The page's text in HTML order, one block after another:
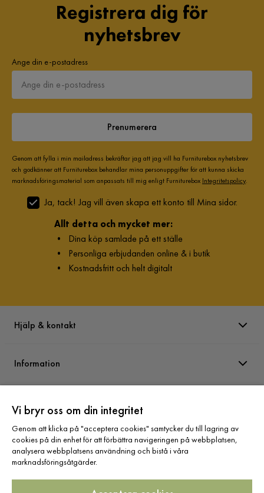
Registrera dig för
nyhetsbrev
Ange din e-postadress
Prenumerera
Genom att fylla i min mailadress bekräftar jag att jag vill ha Furniturebox nyhetsbrev
och godkänner att Furniturebox behandlar mina personuppgifter för att kunna skicka
marknadsföringsmaterial som anpassats till mig enligt Furniturebox Integritetspolicy.
Ja, tack! Jag vill även skapa ett konto till Mina sidor.
Allt detta och mycket mer:
• Dina köp samlade på ett ställe
• Personliga erbjudanden online & i butik
• Kostnadsfritt och helt digitalt
Hjälp & kontakt
Information
Sortiment
Vi bryr oss om din integritet
Genom att klicka på "acceptera cookies" samtycker du till lagring av
cookies på din enhet för att förbättra navigeringen på webbplatsen,
analysera webbplatsens användning och bistå i våra
marknadsföringsåtgärder.